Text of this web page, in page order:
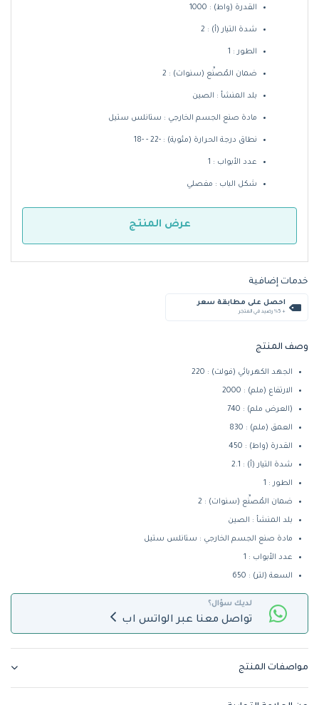
القدرة (واط) : 1000
شدة التيار (أ) : 2
الطور : 1
ضمان المُصنِّع (سنوات) : 2
بلد المنشأ : الصين
مادة صنع الجسم الخارجي : ستانلس ستيل
نطاق درجة الحرارة (مئوية) : -22 - -18
عدد الأبواب : 1
شكل الباب : مفصلي
عرض المنتج
خدمات إضافية
احصل على مطابقة سعر
+ %5 رصيد في المتجر
وصف المنتج
الجهد الكهربائي (فولت) : 220
الارتفاع (ملم) : 2000
(العرض ملم) : 740
العمق (ملم) : 830
القدرة (واط) : 450
شدة التيار (أ) : 2.1
الطور : 1
ضمان المُصنِّع (سنوات) : 2
بلد المنشأ : الصين
مادة صنع الجسم الخارجي : ستانلس ستيل
عدد الأبواب : 1
السعة (لتر) : 650
لديك سؤال؟
تواصل معنا عبر الواتس اب
مواصفات المنتج